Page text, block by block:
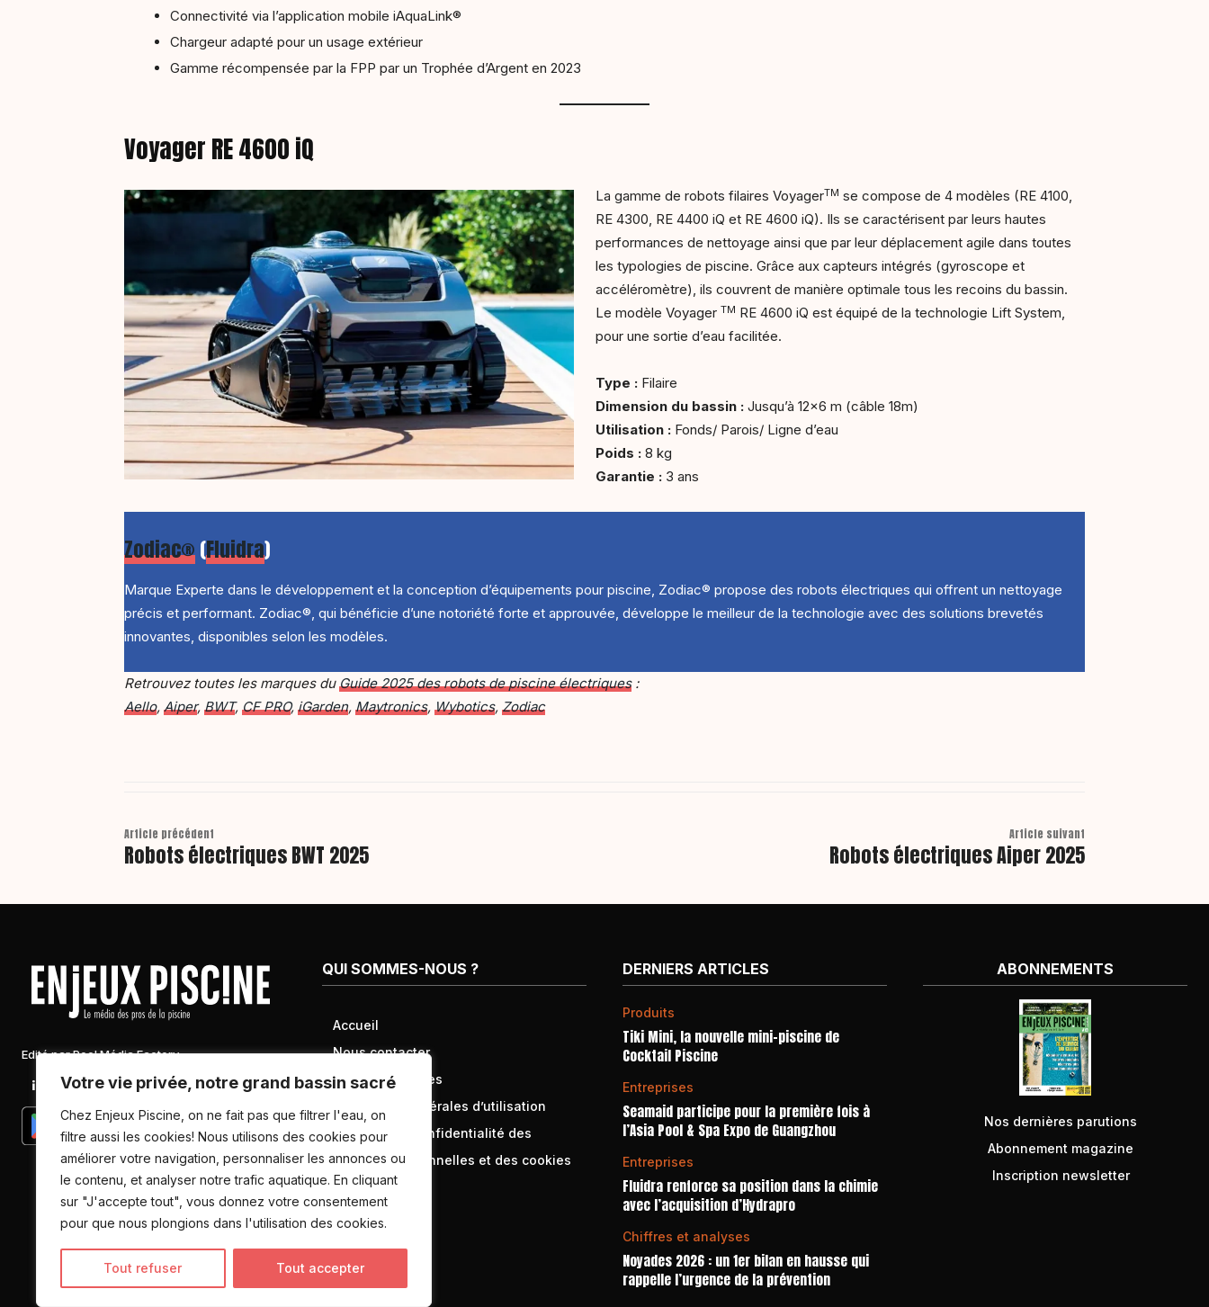
Votre vie privée, notre grand bassin sacré
Chez Enjeux Piscine, on ne fait pas que filtrer l'eau, on
filtre aussi les cookies! Nous utilisons des cookies pour
améliorer votre navigation, personnaliser les annonces ou
le contenu, et analyser notre trafic aquatique. En cliquant
sur "J'accepte tout", vous donnez votre consentement
pour que nous plongions dans l'utilisation des cookies.
Tout refuser Tout accepter
Connectivité via l’application mobile iAquaLink®
Chargeur adapté pour un usage extérieur
Gamme récompensée par la FPP par un Trophée d’Argent en 2023
Voyager RE 4600 iQ
La gamme de robots filaires VoyagerTM se compose de 4 modèles (RE 4100,
RE 4300, RE 4400 iQ et RE 4600 iQ). Ils se caractérisent par leurs hautes
performances de nettoyage ainsi que par leur déplacement agile dans toutes
les typologies de piscine. Grâce aux capteurs intégrés (gyroscope et
accéléromètre), ils couvrent de manière optimale tous les recoins du bassin.
Le modèle Voyager TM RE 4600 iQ est équipé de la technologie Lift System,
pour une sortie d’eau facilitée.
Type : Filaire
Dimension du bassin : Jusqu’à 12×6 m (câble 18m)
Utilisation : Fonds/ Parois/ Ligne d’eau
Poids : 8 kg
Garantie : 3 ans
Zodiac®(Fluidra)
Marque Experte dans le développement et la conception d’équipements pour piscine, Zodiac® propose des robots électriques qui offrent un nettoyage
précis et performant. Zodiac®, qui bénéficie d’une notoriété forte et approuvée, développe le meilleur de la technologie avec des solutions brevetés
innovantes, disponibles selon les modèles.
Retrouvez toutes les marques duGuide 2025 des robots de piscine électriques:
Aello, Aiper, BWT, CF PRO, iGarden, Maytronics, Wybotics, Zodiac
Article précédent
Robots électriques BWT 2025
Article suivant
Robots électriques Aiper 2025
Edité par Pool Média Factory
Linkedin Newsletter
QUI SOMMES-NOUS ?
Accueil
Nous contacter
Mentions légales
Conditions générales d’utilisation
Politique de confidentialité des
données personnelles et des cookies
DERNIERS ARTICLES
Produits
Tiki Mini, la nouvelle mini-piscine de
Cocktail Piscine
Entreprises
Seamaid participe pour la première fois à
l’Asia Pool & Spa Expo de Guangzhou
Entreprises
Fluidra renforce sa position dans la chimie
avec l’acquisition d’Hydrapro
Chiffres et analyses
Noyades 2026 : un 1er bilan en hausse qui
rappelle l’urgence de la prévention
ABONNEMENTS
Nos dernières parutions
Abonnement magazine
Inscription newsletter